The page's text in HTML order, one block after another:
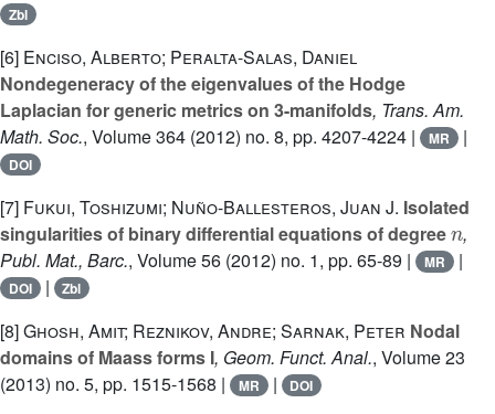
Zbl
[6] Enciso, Alberto; Peralta-Salas, Daniel
Nondegeneracy of the eigenvalues of the Hodge
Laplacian for generic metrics on 3-manifolds, Trans. Am.
Math. Soc., Volume 364 (2012) no. 8, pp. 4207-4224 | MR |
DOI
[7] Fukui, Toshizumi; Nuño-Ballesteros, Juan J. Isolated
singularities of binary differential equations of degree
n
,
Publ. Mat., Barc., Volume 56 (2012) no. 1, pp. 65-89 | MR |
DOI | Zbl
[8]Ghosh, Amit; Reznikov, Andre; Sarnak, Peter Nodal
domains of Maass forms I, Geom. Funct. Anal., Volume 23
(2013) no. 5, pp. 1515-1568 |
MR | DOI